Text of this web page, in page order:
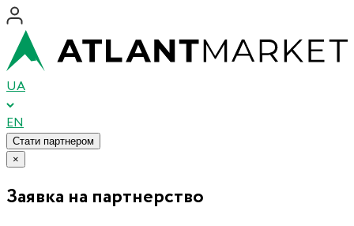
UA
EN
Стати партнером
×
Заявка на партнерство